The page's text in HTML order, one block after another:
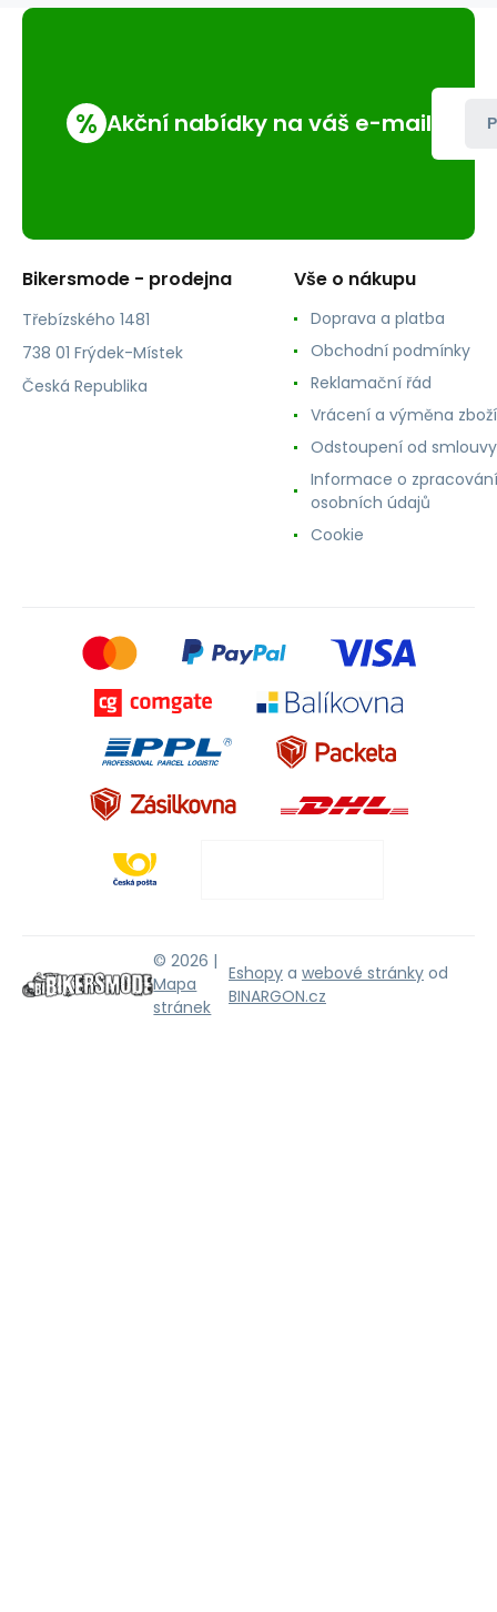
% Akční nabídky na váš e-mail
Bikersmode - prodejna
Třebízského 1481
738 01 Frýdek-Místek
Česká Republika
Vše o nákupu
Doprava a platba
Obchodní podmínky
Reklamační řád
Vrácení a výměna zboží
Odstoupení od smlouvy
Informace o zpracování
osobních údajů
Cookie
© 2026 |
Mapa
stránek
Eshopy a webové stránky od
BINARGON.cz